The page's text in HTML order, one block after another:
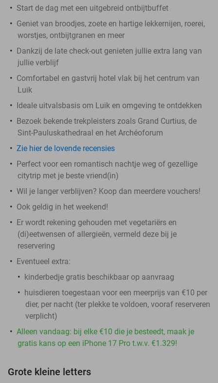
Start de dag met een uitgebreid ontbijtbuffet
Geniet van broodjes, zoete en hartige lekkernijen, roerei,
worstjes, ontbijtgranen en meer
Dankzij de late check-out genieten jullie extra lang van
jullie verblijf
Comfortabel en gastvrij hotel vlak bij het centrum van
Luik
Ideale uitvalsbasis om Luik en omgeving te ontdekken
Bezoek bekende trekpleisters zoals Grand Curtius, de
Sint-Pauluskathedraal en het Archéoforum
Zie hier de lovende recensies
Perfect voor een romantisch nachtje weg of gezellige
citytrip met je beste vriend(in)
Wil je langer verblijven? Koop dan meerdere vouchers!
Ook geldig in het weekend!
Er wordt rekening gehouden met vegetariërs en
(di)eetwensen of allergieën, vermeld deze bij je
reservering
Eventueel extra:
kinderbedje gratis beschikbaar op aanvraag
huisdieren toegestaan voor een meerprijs van €10 per
dier, per nacht (ter plekke te voldoen, vooraf reserveren
verplicht)
Alleen vandaag: bij elke €10 die je besteedt, maak je
gratis kans op een iPhone 17 Pro t.w.v. €1.329!
Grote kleine letters